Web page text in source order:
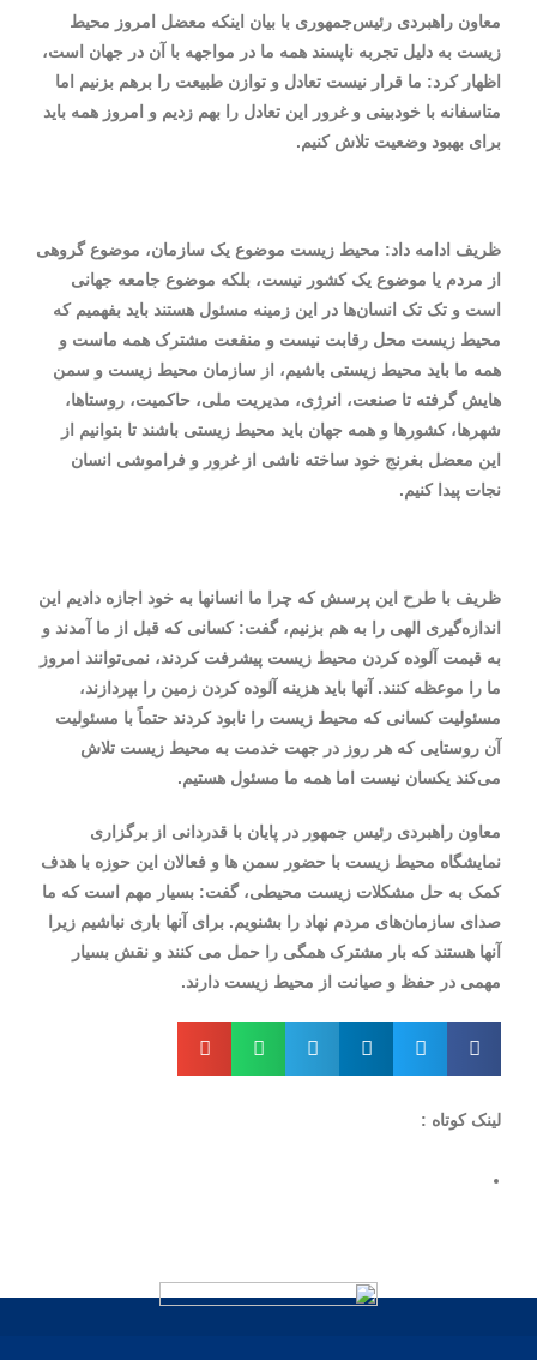
معاون راهبردی رئیس‌جمهوری با بیان اینکه معضل امروز محیط
زیست به دلیل تجربه ناپسند همه ما در مواجهه با آن در جهان است،
اظهار کرد: ما قرار نیست تعادل و توازن طبیعت را برهم بزنیم اما
متاسفانه با خودبینی و غرور این تعادل را بهم زدیم و امروز همه باید
برای بهبود وضعیت تلاش کنیم.
ظریف ادامه داد: محیط زیست موضوع یک سازمان، موضوع گروهی
از مردم یا موضوع یک کشور نیست، بلکه موضوع جامعه جهانی
است و تک تک انسان‌ها در این زمینه مسئول هستند باید بفهمیم که
محیط زیست محل رقابت نیست و منفعت مشترک همه ماست و
همه ما باید محیط زیستی باشیم، از سازمان محیط زیست و سمن
هایش گرفته تا صنعت، انرژی، مدیریت ملی، حاکمیت، روستاها،
شهرها، کشورها و همه جهان باید محیط زیستی باشند تا بتوانیم از
این معضل بغرنج خود ساخته ناشی از غرور و فراموشی انسان
نجات پیدا کنیم.
ظریف با طرح این پرسش که چرا ما انسانها به خود اجازه دادیم این
اندازه‌گیری الهی را به هم بزنیم، گفت: کسانی که قبل از ما آمدند و
به قیمت آلوده کردن محیط زیست پیشرفت کردند، نمی‌توانند امروز
ما را موعظه کنند. آنها باید هزینه آلوده کردن زمین را بپردازند،
مسئولیت کسانی که محیط زیست را نابود کردند حتماً با مسئولیت
آن روستایی که هر روز در جهت خدمت به محیط زیست تلاش
می‌کند یکسان نیست اما همه ما مسئول هستیم.
معاون راهبردی رئیس جمهور در پایان با قدردانی از برگزاری
نمایشگاه محیط زیست با حضور سمن ها و فعالان این حوزه با هدف
کمک به حل مشکلات زیست محیطی، گفت: بسیار مهم است که ما
صدای سازمان‌های مردم نهاد را بشنویم. برای آنها باری نباشیم زیرا
آنها هستند که بار مشترک همگی را حمل می کنند و نقش بسیار
مهمی در حفظ و صیانت از محیط زیست دارند.
لینک کوتاه :